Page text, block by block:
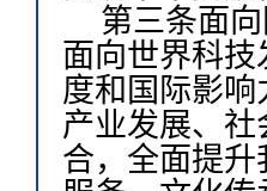
第三条面
面向世界科
度和国际影
产业发展、
合，全面提